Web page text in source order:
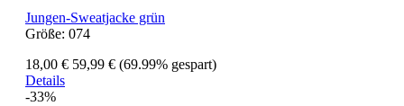
Jungen-Sweatjacke grün
Größe: 074
18,00 € 59,99 € (69.99% gespart)
Details
-33%